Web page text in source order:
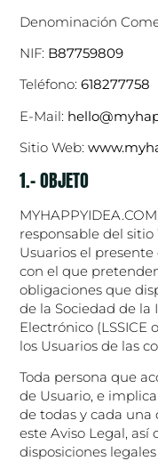
Denominación
NIF: B87759809
Teléfono:618277758
E-Mail:
Sitio Web:
1.- OBJETO
responsable del
Usuarios el
con el que
obligaciones que
de la Sociedad de
Electrónico (LSSICE
los Usuarios de las
Toda persona que
de Usuario, e
de todas y cada una
este Aviso Legal, así
disposiciones